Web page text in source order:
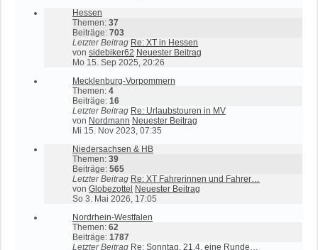
Hessen
Themen: 37
Beiträge: 703
Letzter Beitrag Re: XT in Hessen
von sidebiker62 Neuester Beitrag
Mo 15. Sep 2025, 20:26
Mecklenburg-Vorpommern
Themen: 4
Beiträge: 16
Letzter Beitrag Re: Urlaubstouren in MV
von Nordmann Neuester Beitrag
Mi 15. Nov 2023, 07:35
Niedersachsen & HB
Themen: 39
Beiträge: 565
Letzter Beitrag Re: XT Fahrerinnen und Fahrer…
von Globezottel
Neuester Beitrag
So 3. Mai 2026, 17:05
Nordrhein-Westfalen
Themen: 62
Beiträge: 1787
Letzter Beitrag Re: Sonntag, 21.4. eine Runde…